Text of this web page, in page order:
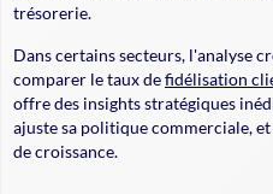
trésorerie.
Dans certains secteurs, l'analyse
comparer le taux defidélisation
offre des insights stratégiques
ajuste sa politique commerciale,
de croissance.